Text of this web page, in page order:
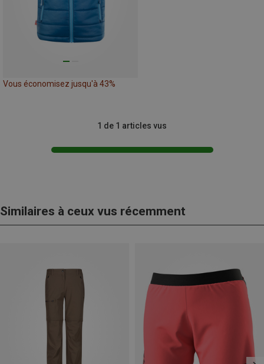
Vous économisez jusqu'à 43%
1 de 1 articles vus
Similaires à ceux vus récemment